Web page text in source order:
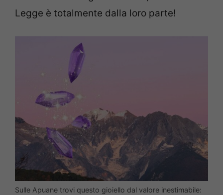
Legge è totalmente dalla loro parte!
Sulle Apuane trovi questo gioiello dal valore inestimabile: